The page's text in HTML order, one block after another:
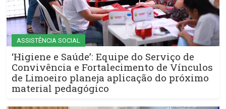
ASSISTÊNCIA SOCIAL
‘Higiene e Saúde’: Equipe do Serviço de
Convivência e Fortalecimento de Vínculos
de Limoeiro planeja aplicação do próximo
material pedagógico